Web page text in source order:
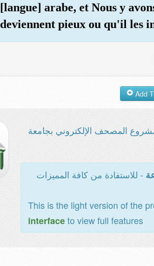
[langue] arabe, et Nous y
deviennent pieux ou qu'il les
المصحف الإلكتروني بجامعة
- للاستفادة من كافة المميزات
This is the light version of the
interfaceto view full features